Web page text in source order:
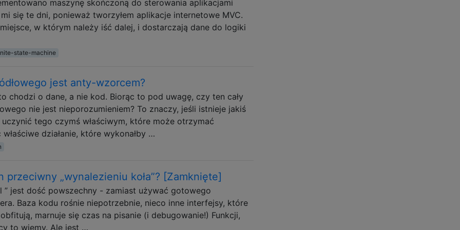
maszynę skończoną do sterowania aplikacjami
się te dni, ponieważ tworzyłem aplikacje internetowe MVC.
w którym należy iść dalej, i dostarczają dane do logiki
state-machine
jest anty-wzorcem?
chodzi o dane, a nie kod. Biorąc to pod uwagę, czy ten cały
nie jest nieporozumieniem? To znaczy, jeśli istnieje jakiś
tego czymś właściwym, które może otrzymać
działanie, które wykonałby …
„wynalezieniu koła”? [Zamknięte]
” jest dość powszechny - zamiast używać gotowego
Baza kodu rośnie niepotrzebnie, nieco inne interfejsy, które
marnuje się czas na pisanie (i debugowanie!) Funkcji,
to wiemy. Ale jest …